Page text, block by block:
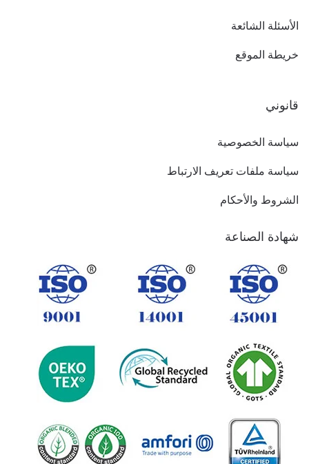
الأسئلة الشائعة
خريطة الموقع
قانوني
سياسة الخصوصية
سياسة ملفات تعريف الارتباط
الشروط والأحكام
شهادة الصناعة